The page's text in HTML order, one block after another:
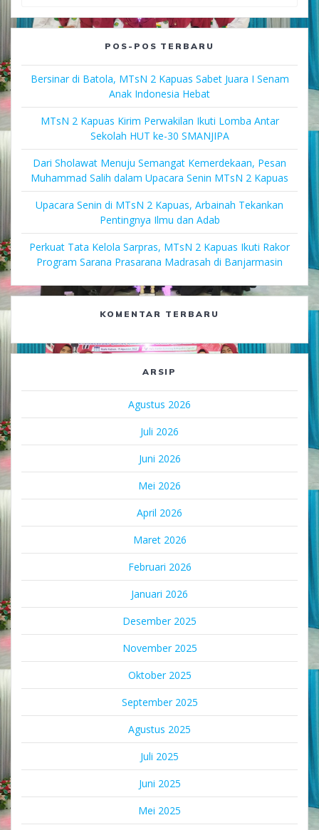
POS-POS TERBARU
Bersinar di Batola, MTsN 2 Kapuas Sabet Juara I Senam
Anak Indonesia Hebat
MTsN 2 Kapuas Kirim Perwakilan Ikuti Lomba Antar
Sekolah HUT ke-30 SMANJIPA
Dari Sholawat Menuju Semangat Kemerdekaan, Pesan
Muhammad Salih dalam Upacara Senin MTsN 2 Kapuas
Upacara Senin di MTsN 2 Kapuas, Arbainah Tekankan
Pentingnya Ilmu dan Adab
Perkuat Tata Kelola Sarpras, MTsN 2 Kapuas Ikuti Rakor
Program Sarana Prasarana Madrasah di Banjarmasin
KOMENTAR TERBARU
ARSIP
Agustus 2026
Juli 2026
Juni 2026
Mei 2026
April 2026
Maret 2026
Februari 2026
Januari 2026
Desember 2025
November 2025
Oktober 2025
September 2025
Agustus 2025
Juli 2025
Juni 2025
Mei 2025